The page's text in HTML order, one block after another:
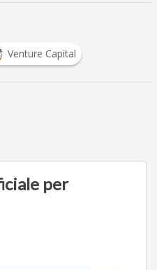
Venture Capital
per